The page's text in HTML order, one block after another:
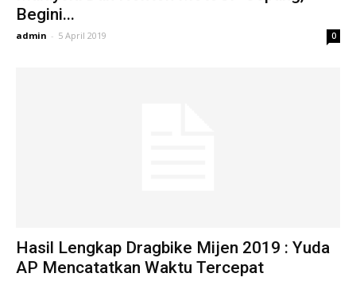
Begini...
admin - 5 April 2019 0
Hasil Lengkap Dragbike Mijen 2019 : Yuda
AP Mencatatkan Waktu Tercepat